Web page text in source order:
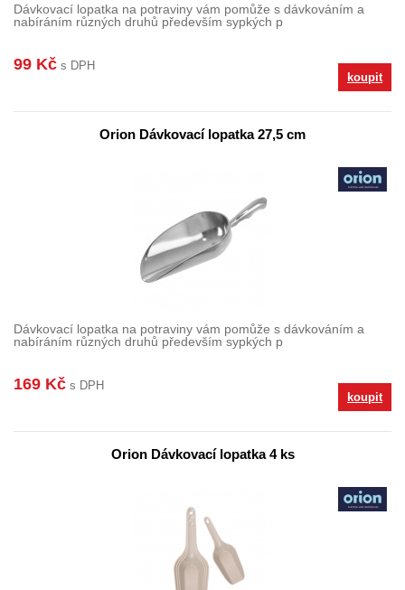
Dávkovací lopatka na potraviny vám pomůže s dávkováním a
nabíráním různých druhů především sypkých p
99 Kč s DPH
koupit
Orion Dávkovací lopatka 27,5 cm
Dávkovací lopatka na potraviny vám pomůže s dávkováním a
nabíráním různých druhů především sypkých p
169 Kč s DPH
koupit
Orion Dávkovací lopatka 4 ks